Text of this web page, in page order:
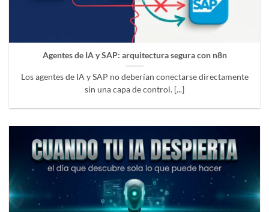
Agentes de IA y SAP: arquitectura segura con n8n
Los agentes de IA y SAP no deberían conectarse directamente
sin una capa de control. [...]